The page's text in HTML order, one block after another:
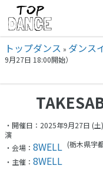
トップダンス » ダンス
9月27日 18:00開始）
・開催日：2025年9月27日 (
演
・会場： 8WELL (栃木県宇
・主催： 8WELL